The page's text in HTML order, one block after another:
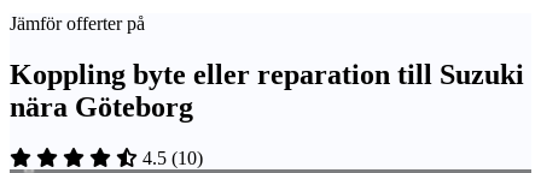
Jämför offerter på
Koppling byte eller reparation till Suzuki
nära Göteborg
4.5 (10)